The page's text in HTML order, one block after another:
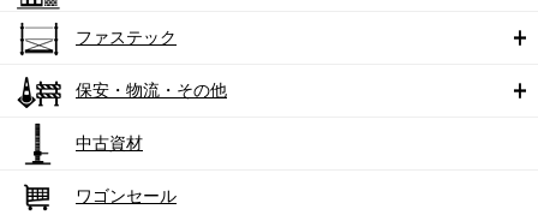
ファステック
保安・物流・その他
中古資材
ワゴンセール